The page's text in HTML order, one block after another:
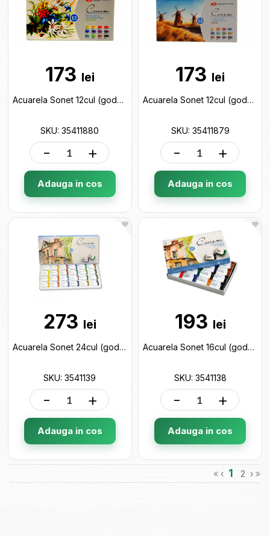
173 lei
Acuarela Sonet 12cul (godete) 35411880
SKU: 35411880
- +
Adauga in cos
173 lei
Acuarela Sonet 12cul (godete) Plein Air 35411879
SKU: 35411879
- +
Adauga in cos
273 lei
Acuarela Sonet 24cul (godete) 3541139
SKU: 3541139
- +
Adauga in cos
193 lei
Acuarela Sonet 16cul (godete) 3541138
SKU: 3541138
- +
Adauga in cos
‹ 1 2 ›